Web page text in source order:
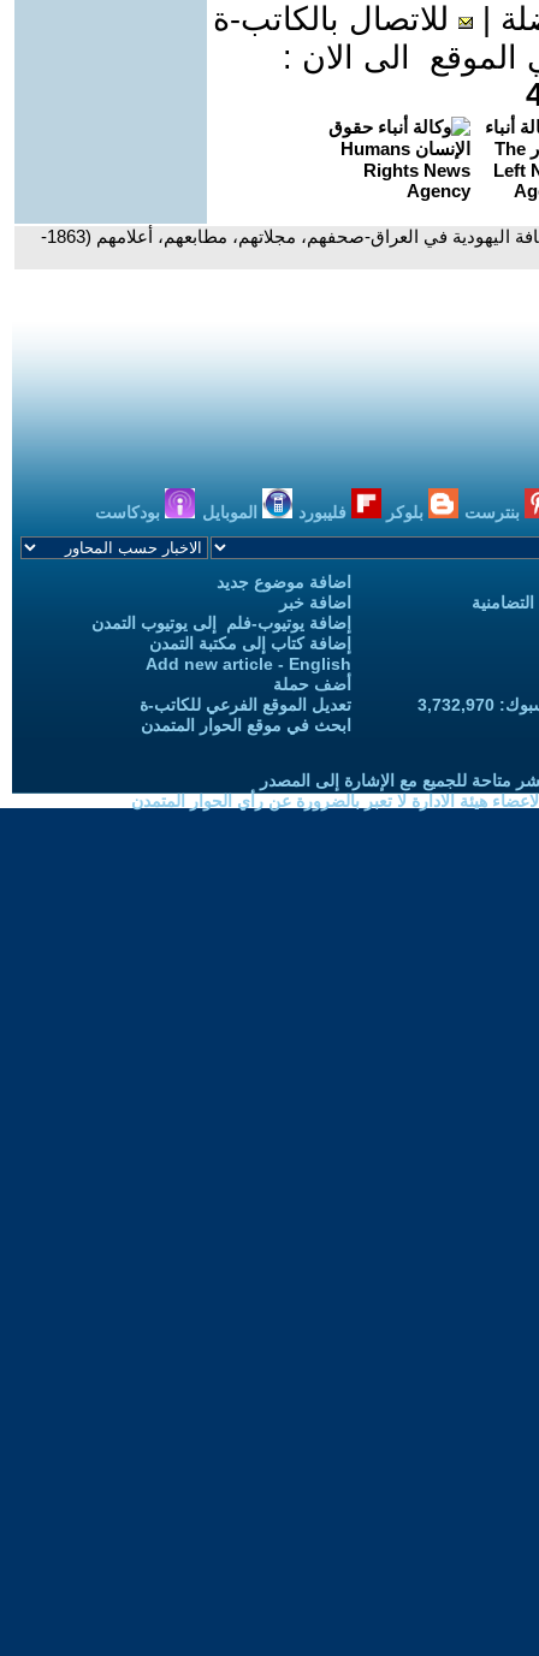
للاتصال بالكاتب-ة
الى الان :
- ((الصحافة اليهودية في العراق-صحفهم، مجلاتهم، مطابعهم، أعلامهم (1863-
بنترست بلوكر فليبورد الموبايل بودكاست
اضافة موضوع جديد
اضافة خبر
إضافة يوتيوب-فلم إلى يوتيوب التمدن
إضافة كتاب إلى مكتبة التمدن
Add new article - English
أضف حملة
تعديل الموقع الفرعي للكاتب-ة
ابحث في موقع الحوار المتمدن
متاحة للجميع مع الإشارة إلى المصدر
هيئة الادارة لا تعبر بالضرورة عن رأي الحوار المتمدن